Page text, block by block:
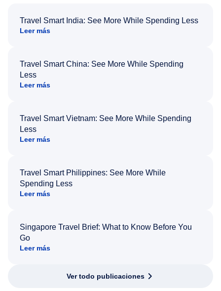
Travel Smart India: See More While Spending Less
Leer más
Travel Smart China: See More While Spending
Less
Leer más
Travel Smart Vietnam: See More While Spending
Less
Leer más
Travel Smart Philippines: See More While
Spending Less
Leer más
Singapore Travel Brief: What to Know Before You
Go
Leer más
Ver todo publicaciones